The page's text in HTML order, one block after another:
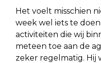
Het voelt misschien
week wel iets te
activiteiten die wij
meteen toe aan de
zeker regelmatig. Hij